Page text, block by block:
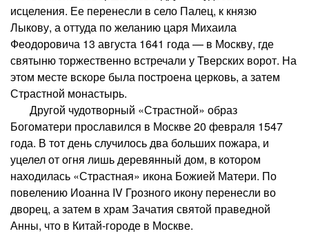
исцеления. Ее перенесли в село Палец, к князю
Лыкову, а оттуда по желанию царя Михаила
Феодоровича 13 августа 1641 года — в Москву, где
святыню торжественно встречали у Тверских ворот. На
этом месте вскоре была построена церковь, а затем
Страстной монастырь.
Другой чудотворный «Страстной» образ
Богоматери прославился в Москве 20 февраля 1547
года. В тот день случилось два больших пожара, и
уцелел от огня лишь деревянный дом, в котором
находилась «Страстная» икона Божией Матери. По
повелению Иоанна IV Грозного икону перенесли во
дворец, а затем в храм Зачатия святой праведной
Анны, что в Китай-городе в Москве.